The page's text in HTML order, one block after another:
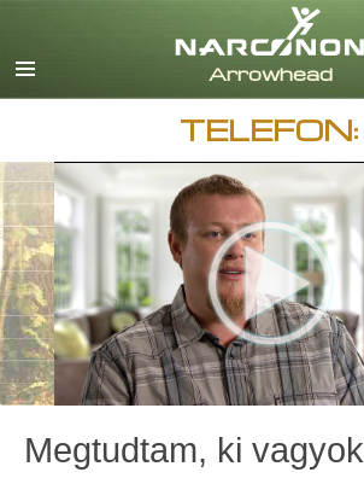
TELEFON:
Megtudtam, ki vagyok